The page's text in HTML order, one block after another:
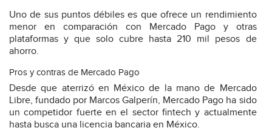
Uno de sus puntos débiles es que ofrece un rendimiento
menor en comparación con Mercado Pago y otras
plataformas y que solo cubre hasta 210 mil pesos de
ahorro.
Pros y contras de Mercado Pago
Desde que aterrizó en México de la mano de Mercado
Libre, fundado por Marcos Galperín, Mercado Pago ha sido
un competidor fuerte en el sector fintech y actualmente
hasta busca una licencia bancaria en México.